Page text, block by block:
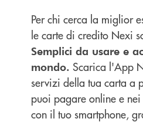
Per chi cerca la miglior
le carte di credito Nexi
Semplici da usare e
mondo. Scarica l'App
servizi della tua carta a
puoi pagare online e
con il tuo smartphone,